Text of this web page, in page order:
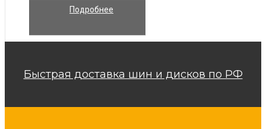
Подробнее
Быстрая доставка шин и дисков по РФ